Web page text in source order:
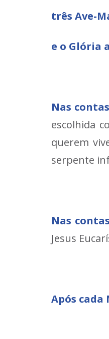
três Ave-
e o Glória
Nas
escolhida
querem
serpente
Nas
Jesus
Após